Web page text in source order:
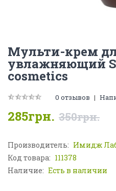
Мульти-крем
увлажняющий
cosmetics
0 отзывов |
285грн. 350грн.
Производитель: Имидж
Код товара: 111378
Наличие: Есть в наличии